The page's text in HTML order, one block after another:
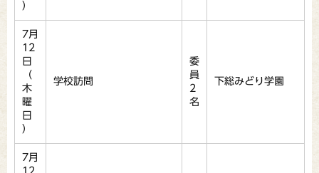
）
7月
12
日
（
木
曜
日
）
学校訪問
委
員
2
名
下総みどり学園
7月